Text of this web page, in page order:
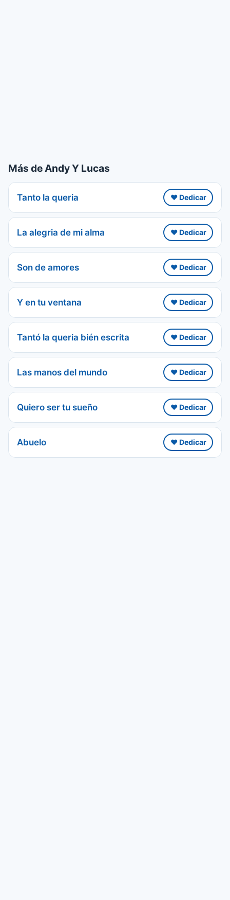
Más de Andy Y Lucas
Tanto la queria ❤️ Dedicar
La alegria de mi alma ❤️ Dedicar
Son de amores ❤️ Dedicar
Y en tu ventana ❤️ Dedicar
Tantó la queria bién escrita ❤️ Dedicar
Las manos del mundo ❤️ Dedicar
Quiero ser tu sueño ❤️ Dedicar
Abuelo ❤️ Dedicar